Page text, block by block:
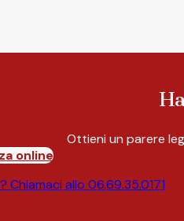
Ottieni un parere
online
Chiamaci allo 06.69.35.0171